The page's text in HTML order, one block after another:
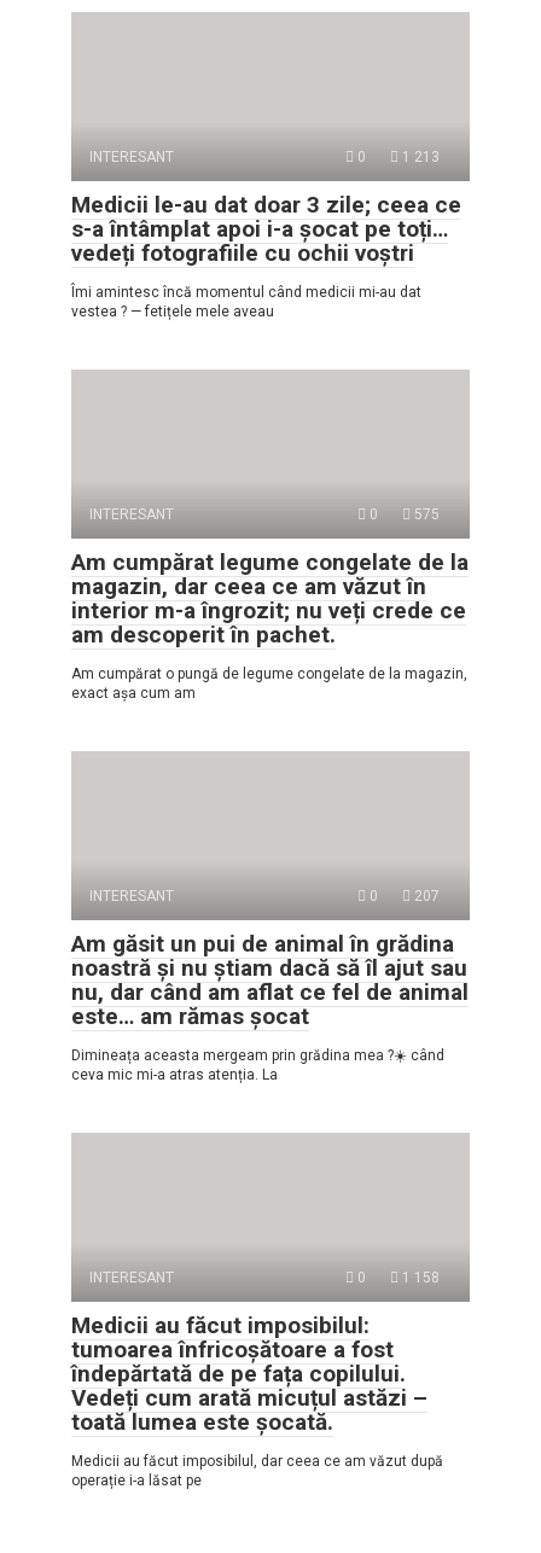
INTERESANT 0 1 213
Medicii le-au dat doar 3 zile; ceea ce
s-a întâmplat apoi i-a șocat pe toți…
vedeți fotografiile cu ochii voștri
Îmi amintesc încă momentul când medicii mi-au dat
vestea ? — fetițele mele aveau
INTERESANT 0 575
Am cumpărat legume congelate de la
magazin, dar ceea ce am văzut în
interior m-a îngrozit; nu veți crede ce
am descoperit în pachet.
Am cumpărat o pungă de legume congelate de la magazin,
exact așa cum am
INTERESANT 0 207
Am găsit un pui de animal în grădina
noastră și nu știam dacă să îl ajut sau
nu, dar când am aflat ce fel de animal
este… am rămas șocat
Dimineața aceasta mergeam prin grădina mea ?☀️ când
ceva mic mi-a atras atenția. La
INTERESANT 0 1 158
Medicii au făcut imposibilul:
tumoarea înfricoșătoare a fost
îndepărtată de pe fața copilului.
Vedeți cum arată micuțul astăzi –
toată lumea este șocată.
Medicii au făcut imposibilul, dar ceea ce am văzut după
operație i-a lăsat pe